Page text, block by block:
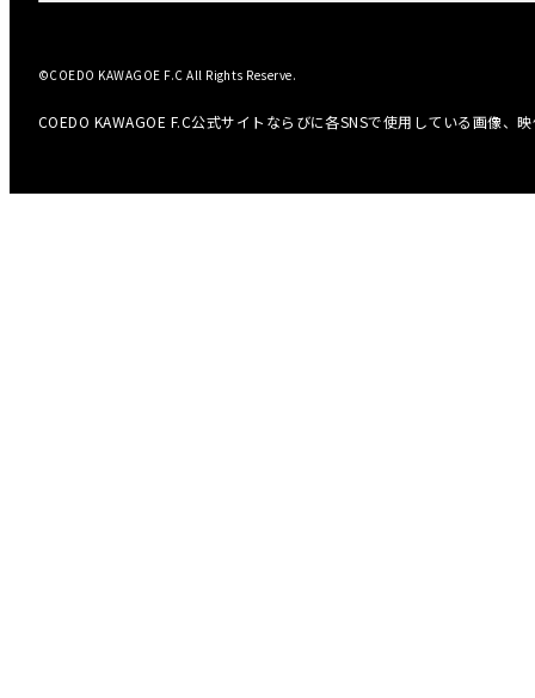
COEDO KAWAGOE F.C公式サイトならびに各SNSで使用している画像、
©COEDO KAWAGOE F.C All Rights Reserve.